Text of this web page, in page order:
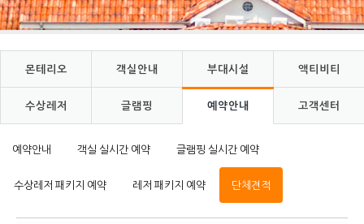
몬테리오 객실안내 부대시설 액티비티
수상레저 글램핑 예약안내 고객센터
예약안내 객실 실시간 예약 글램핑 실시간 예약
수상레저 패키지 예약 레저 패키지 예약 단체견적